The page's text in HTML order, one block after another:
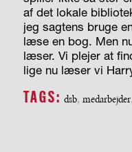
af det lokale
jeg sagtens bruge
læse en bog. Men
læser. Vi plejer at
lige nu læser vi
TAGS: dsb, medarbejder,